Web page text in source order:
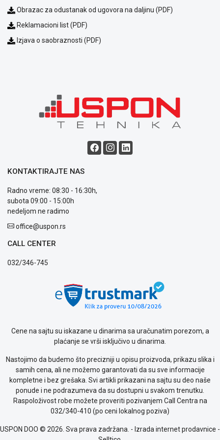
Obrazac za odustanak od ugovora na daljinu (PDF)
Reklamacioni list (PDF)
Izjava o saobraznosti (PDF)
KONTAKTIRAJTE NAS
Radno vreme: 08:30 - 16:30h,
subota 09:00 - 15:00h
nedeljom ne radimo
office@uspon.rs
CALL CENTER
032/346-745
Cene na sajtu su iskazane u dinarima sa uračunatim porezom, a
plaćanje se vrši isključivo u dinarima.
Nastojimo da budemo što precizniji u opisu proizvoda, prikazu slika i
samih cena, ali ne možemo garantovati da su sve informacije
kompletne i bez grešaka. Svi artikli prikazani na sajtu su deo naše
ponude i ne podrazumeva da su dostupni u svakom trenutku.
Raspoloživost robe možete proveriti pozivanjem Call Centra na
032/340-410 (po ceni lokalnog poziva)
USPON DOO © 2026. Sva prava zadržana. - Izrada internet prodavnice -